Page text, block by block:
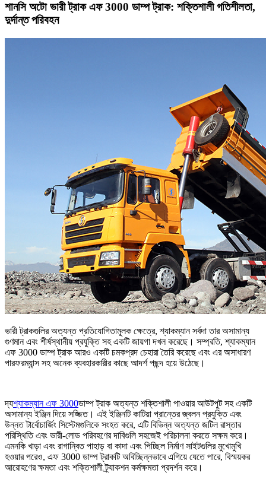
শানসি অটো ভারী ট্রাক এফ 3000 ডাম্প ট্রাক: শক্তিশালী গতিশীলতা,
দুর্দান্ত পরিবহন
ভারী ট্রাকগুলির অত্যন্ত প্রতিযোগিতামূলক ক্ষেত্রে, শ্যাকম্যান সর্বদা তার অসামান্য
গুণমান এবং শীর্ষস্থানীয় প্রযুক্তি সহ একটি জায়গা দখল করেছে। সম্প্রতি, শ্যাকম্যান
এফ 3000 ডাম্প ট্রাক আরও একটি চমকপ্রদ চেহারা তৈরি করেছে এবং এর অসাধারণ
পারফরম্যান্স সহ অনেক ব্যবহারকারীর কাছে আদর্শ পছন্দ হয়ে উঠেছে।
দ্যশ্যাকম্যান এফ 3000ডাম্প ট্রাক অত্যন্ত শক্তিশালী পাওয়ার আউটপুট সহ একটি
অসামান্য ইঞ্জিন দিয়ে সজ্জিত। এই ইঞ্জিনটি কাটিয়া প্রান্তের জ্বলন প্রযুক্তি এবং
উন্নত টার্বোচার্জিং সিস্টেমগুলিকে সংহত করে, এটি বিভিন্ন অত্যন্ত জটিল রাস্তার
পরিস্থিতি এবং ভারী-লোড পরিবহণের দাবিগুলি সহজেই পরিচালনা করতে সক্ষম করে।
এমনকি খাড়া এবং রাগান্বিত পাহাড় বা কাদা এবং পিচ্ছিল নির্মাণ সাইটগুলির মুখোমুখি
হওয়ার পরেও, এফ 3000 ডাম্প ট্রাকটি অবিচ্ছিন্নভাবে এগিয়ে যেতে পারে, বিস্ময়কর
আরোহণের ক্ষমতা এবং শক্তিশালী ট্র্যাকশন কর্মক্ষমতা প্রদর্শন করে।